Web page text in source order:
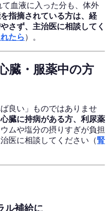
て血液に入った分も、体外
指摘されている方は、経
さず、主治医に相談してく
たら ）。
臓・服薬中の方
良い」ものではありませ
臓に持病がある方、利尿薬
ムや塩分の摂りすぎが負担
医に相談してください（腎
補給に